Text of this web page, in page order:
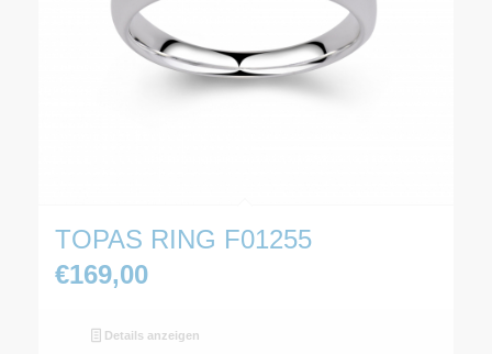
TOPAS RING F01255
€169,00
Details anzeigen